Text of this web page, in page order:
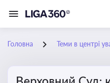
Головна Теми в центрі